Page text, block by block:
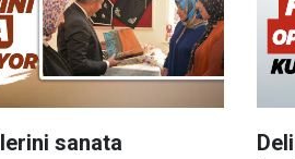
sanata